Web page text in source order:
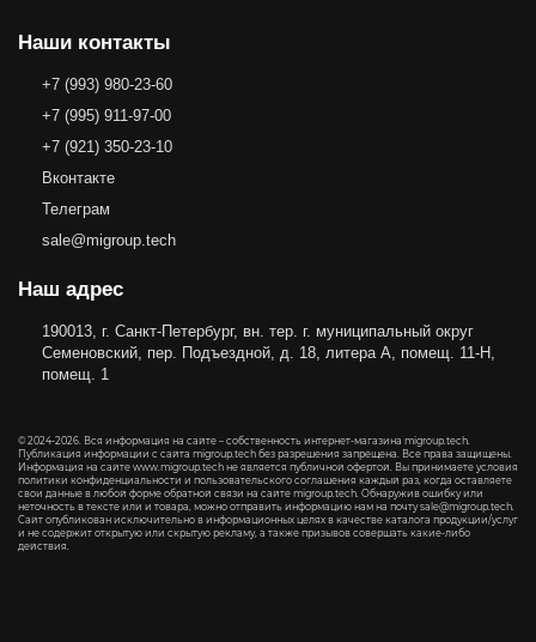
Наши контакты
+7 (993) 980-23-60
+7 (995) 911-97-00
+7 (921) 350-23-10
Вконтакте
Телеграм
sale@migroup.tech
Наш адрес
190013, г. Санкт-Петербург, вн. тер. г. муниципальный округ
Семеновский, пер. Подъездной, д. 18, литера А, помещ. 11-Н,
помещ. 1
© 2024-2026. Вся информация на сайте – собственность интернет-магазина migroup.tech.
Публикация информации с сайта migroup.tech без разрешения запрещена. Все права защищены.
Информация на сайте www.migroup.tech не является публичной офертой. Вы принимаете условия
политики конфиденциальности и пользовательского соглашения каждый раз, когда оставляете
свои данные в любой форме обратной связи на сайте migroup.tech. Обнаружив ошибку или
неточность в тексте или и товара, можно отправить информацию нам на почтуsale@migroup.tech.
Сайт опубликован исключительно в информационных целях в качестве каталога продукции/услуг
и не содержит открытую или скрытую рекламу, а также призывов совершать какие-либо
действия.